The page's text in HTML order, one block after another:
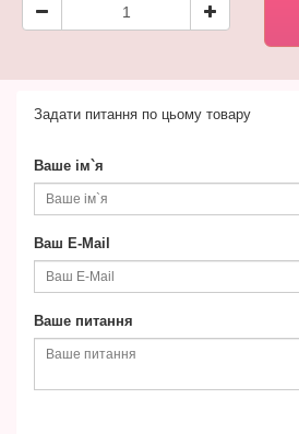
Задати питання по цьому товару
Ваше ім`я
Ваш E-Mail
Ваше питання